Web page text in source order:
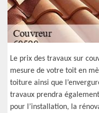
Le prix des travaux sur
mesure de votre toit en
toiture ainsi que
travaux prendra
pour l’installation, la